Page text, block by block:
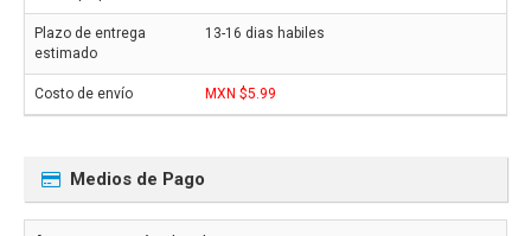
13-16 dias habiles
MXN $5.99
Medios de Pago